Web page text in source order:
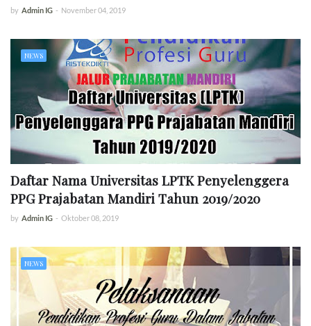
by Admin IG - November 04, 2019
NEWS
Daftar Nama Universitas LPTK Penyelenggera
PPG Prajabatan Mandiri Tahun 2019/2020
by Admin IG - Oktober 08, 2019
NEWS